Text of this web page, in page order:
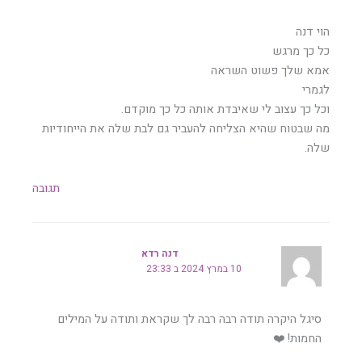
הוי דנה
כל כך מרגש
אמא שלך פשוט השראה
לגמרי
וכל כך עצוב לי שאיבדת אותה כל כך מוקדם.
מה שבטוח שהיא הצליחה להעביר גם לבת שלה את הייחודיות
שלה.
תגובה
דנה רדא
10 במרץ 2024 ב 23:33
סיגל היקרה תודה רבה רבה לך שקראת ותודה על המילים
החמות! ❤️